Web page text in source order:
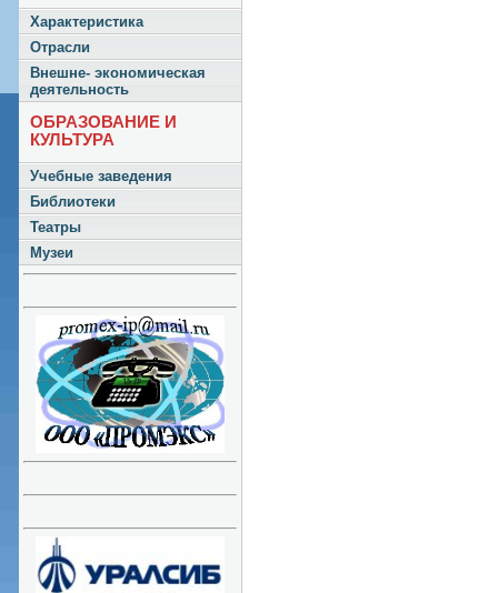
Характеристика
Отрасли
Внешне- экономическая
деятельность
ОБРАЗОВАНИЕ И
КУЛЬТУРА
Учебные заведения
Библиотеки
Театры
Музеи